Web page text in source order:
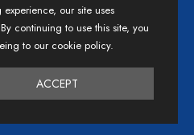
experience, our site uses
continuing to use this site, you
to our cookie policy.
ACCEPT